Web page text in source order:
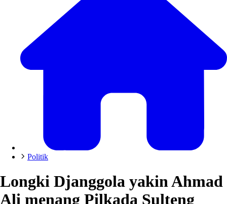
Politik
Longki Djanggola yakin Ahmad
Ali menang Pilkada Sulteng